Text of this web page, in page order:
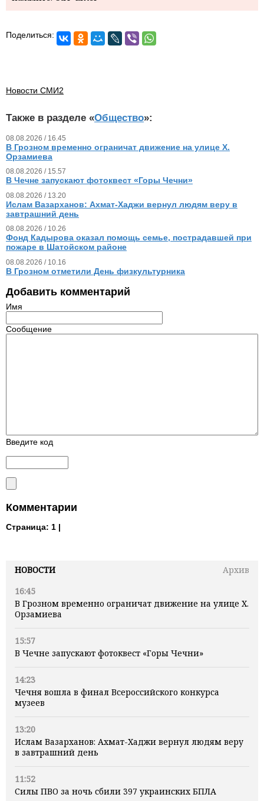
НОВОСТИ
Архив
16:45
В Грозном временно ограничат движение на улице Х.
Орзамиева
15:57
В Чечне запускают фотоквест «Горы Чечни»
14:23
Чечня вошла в финал Всероссийского конкурса
музеев
13:20
Ислам Вазарханов: Ахмат-Хаджи вернул людям веру
в завтрашний день
11:52
Силы ПВО за ночь сбили 397 украинских БПЛА
Поделиться:
Новости СМИ2
Также в разделе «Общество»:
08.08.2026 / 16.45
В Грозном временно ограничат движение на улице Х.
Орзамиева
08.08.2026 / 15.57
В Чечне запускают фотоквест «Горы Чечни»
08.08.2026 / 13.20
Ислам Вазарханов: Ахмат-Хаджи вернул людям веру в
завтрашний день
08.08.2026 / 10.26
Фонд Кадырова оказал помощь семье, пострадавшей при
пожаре в Шатойском районе
08.08.2026 / 10.16
В Грозном отметили День физкультурника
Добавить комментарий
Имя
Сообщение
Введите код
Комментарии
Страница: 1 |